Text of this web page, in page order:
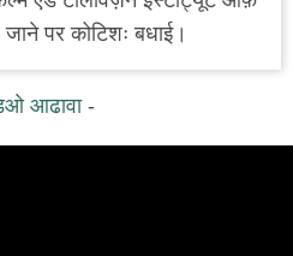
पर कोटिशः बधाई।
आढावा-